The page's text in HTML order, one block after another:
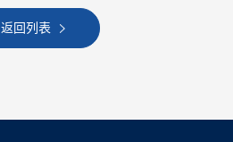
返回列表